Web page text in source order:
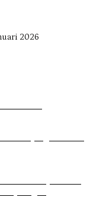
2026